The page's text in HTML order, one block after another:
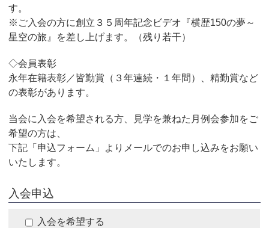
す。
※ご入会の方に創立３５周年記念ビデオ『横歴150の夢～
星空の旅』を差し上げます。（残り若干）
◇会員表彰
永年在籍表彰／皆勤賞（３年連続・１年間）、精勤賞など
の表彰があります。
当会に入会を希望される方、見学を兼ねた月例会参加をご
希望の方は、
下記「申込フォーム」よりメールでのお申し込みをお願い
いたします。
入会申込
入会を希望する